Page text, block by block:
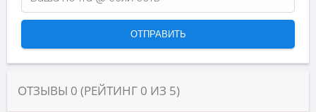
ОТЗЫВЫ 0 (РЕЙТИНГ 0 ИЗ 5)